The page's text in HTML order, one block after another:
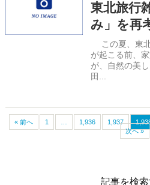
東北旅行
み」を再
この夏、東北
が起こる前、
が、自然の美
田...
« 前へ 1 1,936 1,937
次へ »
記事を検索